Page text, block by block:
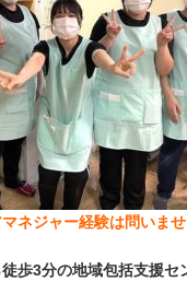
ネジャー経験は問いま
徒歩3分の地域包括支援セ